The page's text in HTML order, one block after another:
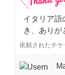
イタリア語
き、ありが
依頼されたチケ